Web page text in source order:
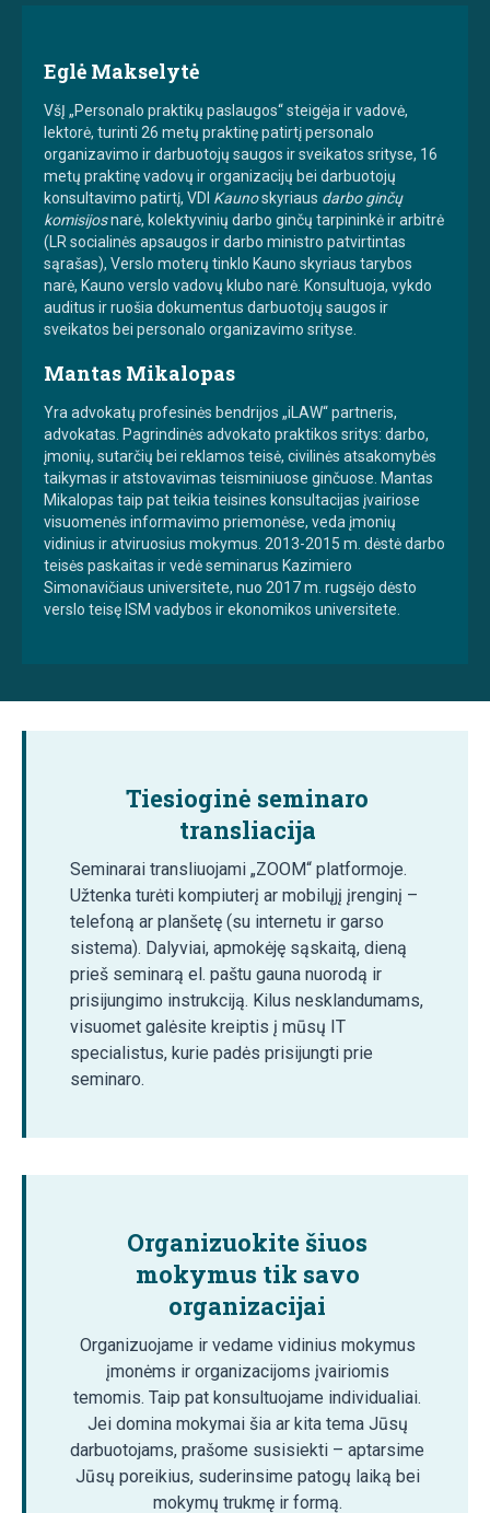
Eglė Makselytė
VšĮ „Personalo praktikų paslaugos“ steigėja ir vadovė,
lektorė, turinti 26 metų praktinę patirtį personalo
organizavimo ir darbuotojų saugos ir sveikatos srityse, 16
metų praktinę vadovų ir organizacijų bei darbuotojų
konsultavimo patirtį, VDI Kaunoskyriaus darbo ginčų
komisijosnarė, kolektyvinių darbo ginčų tarpininkė ir arbitrė
(LR socialinės apsaugos ir darbo ministro patvirtintas
sąrašas), Verslo moterų tinklo Kauno skyriaus tarybos
narė, Kauno verslo vadovų klubo narė. Konsultuoja, vykdo
auditus ir ruošia dokumentus darbuotojų saugos ir
sveikatos bei personalo organizavimo srityse.
Mantas Mikalopas
Yra advokatų profesinės bendrijos „iLAW“ partneris,
advokatas. Pagrindinės advokato praktikos sritys: darbo,
įmonių, sutarčių bei reklamos teisė, civilinės atsakomybės
taikymas ir atstovavimas teisminiuose ginčuose. Mantas
Mikalopas taip pat teikia teisines konsultacijas įvairiose
visuomenės informavimo priemonėse, veda įmonių
vidinius ir atviruosius mokymus. 2013-2015 m. dėstė darbo
teisės paskaitas ir vedė seminarus Kazimiero
Simonavičiaus universitete, nuo 2017 m. rugsėjo dėsto
verslo teisę ISM vadybos ir ekonomikos universitete.
Tiesioginė seminaro
transliacija
Seminarai transliuojami „ZOOM“ platformoje.
Užtenka turėti kompiuterį ar mobilųjį įrenginį –
telefoną ar planšetę (su internetu ir garso
sistema). Dalyviai, apmokėję sąskaitą, dieną
prieš seminarą el. paštu gauna nuorodą ir
prisijungimo instrukciją. Kilus nesklandumams,
visuomet galėsite kreiptis į mūsų IT
specialistus, kurie padės prisijungti prie
seminaro.
Organizuokite šiuos
mokymus tik savo
organizacijai
Organizuojame ir vedame vidinius mokymus
įmonėms ir organizacijoms įvairiomis
temomis. Taip pat konsultuojame individualiai.
Jei domina mokymai šia ar kita tema Jūsų
darbuotojams, prašome susisiekti – aptarsime
Jūsų poreikius, suderinsime patogų laiką bei
mokymų trukmę ir formą.